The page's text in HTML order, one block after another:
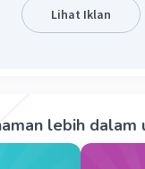
B
Level 59
Lihat Iklan
lebih dalam